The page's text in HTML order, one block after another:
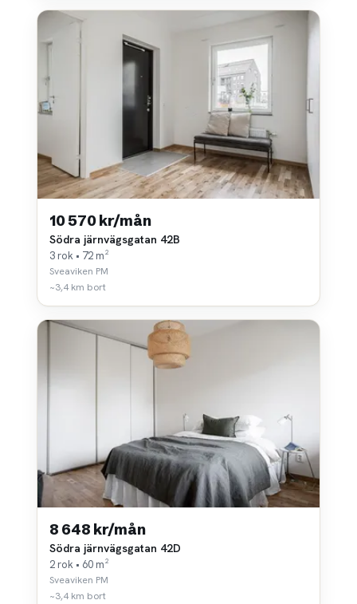
10 570 kr/mån
Södra järnvägsgatan 42B
3 rok • 72 m²
Sveaviken PM
~3,4 km bort
8 648 kr/mån
Södra järnvägsgatan 42D
2 rok • 60 m²
Sveaviken PM
~3,4 km bort